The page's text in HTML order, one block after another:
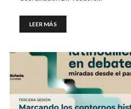
LEER MÁS